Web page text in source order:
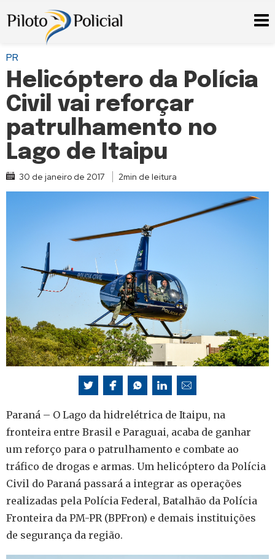
PR
Helicóptero da Polícia
Civil vai reforçar
patrulhamento no
Lago de Itaipu
30 de janeiro de 2017 2min de leitura
Paraná – O Lago da hidrelétrica de Itaipu, na
fronteira entre Brasil e Paraguai, acaba de ganhar
um reforço para o patrulhamento e combate ao
tráfico de drogas e armas. Um helicóptero da Polícia
Civil do Paraná passará a integrar as operações
realizadas pela Polícia Federal, Batalhão da Polícia
Fronteira da PM-PR (BPFron) e demais instituições
de segurança da região.